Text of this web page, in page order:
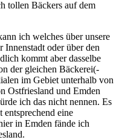
tollen Bäckers auf dem
ich welches über unsere
Innenstadt oder über den
kommt aber dasselbe
der gleichen Bäckerei(-
im Gebiet unterhalb von
Ostfriesland und Emden
ich das nicht nennen. Es
eine
in Emden fände ich